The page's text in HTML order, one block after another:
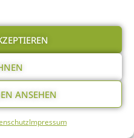
ANSEHEN
Impressum
Finanzen sind der